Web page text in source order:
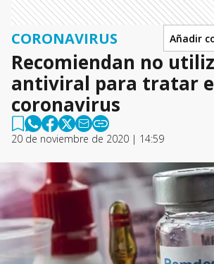
CORONAVIRUS Añadir
Recomiendan no
antiviral para tratar
coronavirus
20 de noviembre de 2020 | 14:59